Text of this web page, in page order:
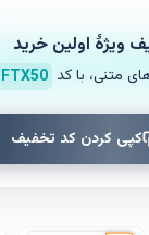
ثبت نظر
کتاب ثبت نشده
متنی، با کد FTX50
کپی کردن کد تخفیف